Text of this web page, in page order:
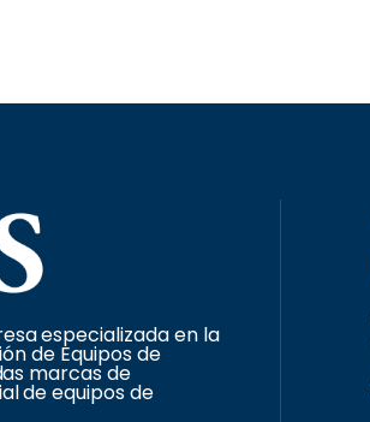
especializada en la
de Equipos de
marcas de
de equipos de